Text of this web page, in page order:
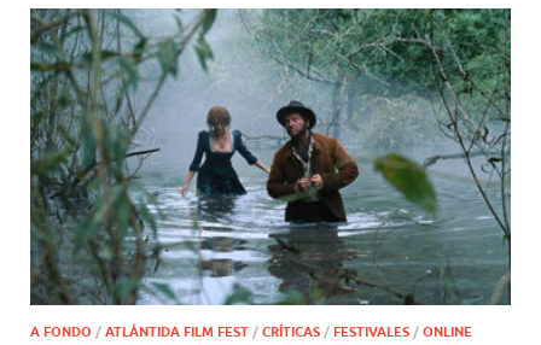
A FONDO / ATLÁNTIDA FILM FEST / CRÍTICAS / FESTIVALES / ONLINE